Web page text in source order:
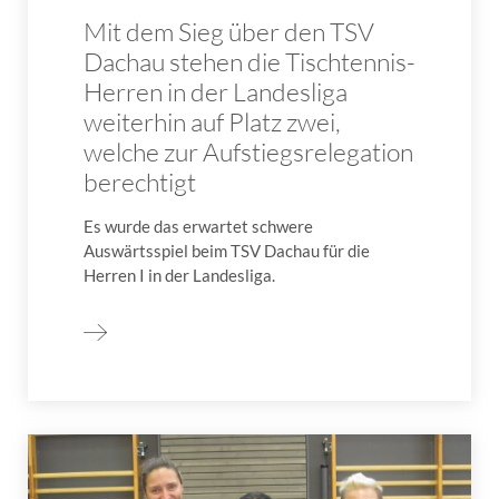
Mit dem Sieg über den TSV
Dachau stehen die Tischtennis-
Herren in der Landesliga
weiterhin auf Platz zwei,
welche zur Aufstiegsrelegation
berechtigt
Es wurde das erwartet schwere
Auswärtsspiel beim TSV Dachau für die
Herren I in der Landesliga.